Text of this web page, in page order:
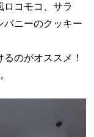
ロコモコ、サラ
パニーのクッキー
のがオススメ！